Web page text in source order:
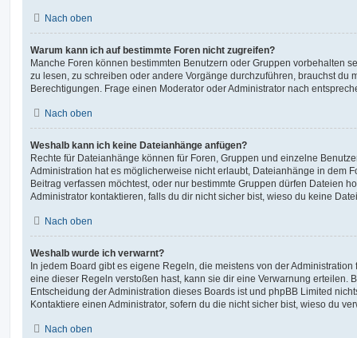
Nach oben
Warum kann ich auf bestimmte Foren nicht zugreifen?
Manche Foren können bestimmten Benutzern oder Gruppen vorbehalten
zu lesen, zu schreiben oder andere Vorgänge durchzuführen, brauchst du
Berechtigungen. Frage einen Moderator oder Administrator nach
Nach oben
Weshalb kann ich keine Dateianhänge anfügen?
Rechte für Dateianhänge können für Foren, Gruppen und einzelne
Administration hat es möglicherweise nicht erlaubt, Dateianhänge in dem
Beitrag verfassen möchtest, oder nur bestimmte Gruppen dürfen Dateien
Administrator kontaktieren, falls du dir nicht sicher bist, wieso du keine
Nach oben
Weshalb wurde ich verwarnt?
In jedem Board gibt es eigene Regeln, die meistens von der
eine dieser Regeln verstoßen hast, kann sie dir eine Verwarnung erteilen.
Entscheidung der Administration dieses Boards ist und phpBB Limited
Kontaktiere einen Administrator, sofern du die nicht sicher bist, wieso du
Nach oben